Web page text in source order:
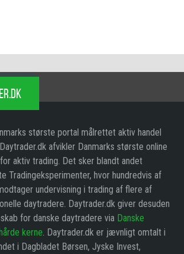
største portal målrettet aktiv handel
afvikler Danmarks største online
aktiv trading. Det sker blandt andet
Tradingeksperimenter, hvor hundredvis af
undervisning i trading af flere af
daytradere. Daytrader.dk giver desuden
for danske daytradere via Danske
kerne. Daytrader.dk er jævnligt omtalt i
i Dagbladet Børsen, Jyske Invest,